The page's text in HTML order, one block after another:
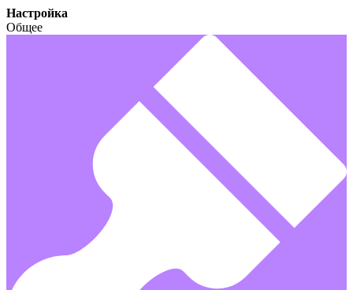
Настройка
Общее